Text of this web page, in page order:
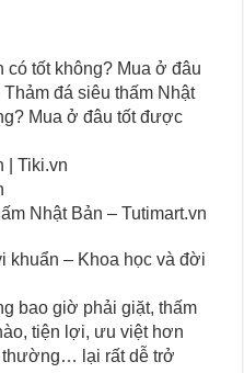
có tốt không? Mua ở đâu
đá siêu thấm Nhật
Mua ở đâu tốt được
| Tiki.vn
Nhật Bản – Tutimart.vn
khuẩn – Khoa học và đời
bao giờ phải giặt, thấm
tiện lợi, ưu việt hơn
thường… lại rất dễ trở